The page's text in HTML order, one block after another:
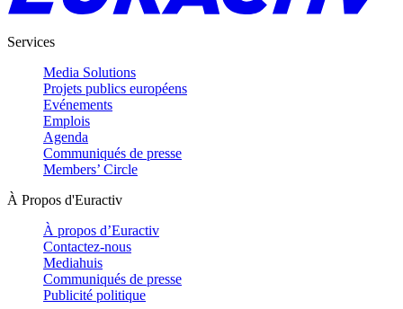
Services
Media Solutions
Projets publics européens
Evénements
Emplois
Agenda
Communiqués de presse
Members’ Circle
À Propos d'Euractiv
À propos d’Euractiv
Contactez-nous
Mediahuis
Communiqués de presse
Publicité politique